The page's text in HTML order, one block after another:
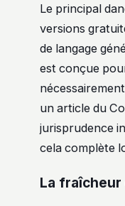
Le principal
versions
de langage
est conçue
un article du
jurisprudence
cela complète
La